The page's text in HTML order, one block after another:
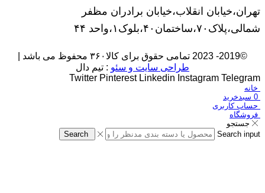
تهران،خیابان انقلاب،خیابان برادران مظفر
شمالی،پلاک۷۰،ساختمان۴۰،بلوک۱،واحد ۴۴
©2019- 2023 تمامی حقوق برای کالا۳۶۰ محفوظ می باشد |
طراحی سایت و سئو : تیم دال
Twitter Pinterest Linkedin Instagram Telegram
خانه
0 سبدخرید
حساب کاربری
فروشگاه
جستجو
Search input
Search